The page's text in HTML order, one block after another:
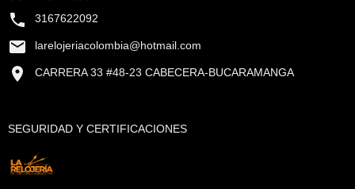
3167622092
larelojeriacolombia@hotmail.com
CARRERA 33 #48-23 CABECERA-BUCARAMANGA
SEGURIDAD Y CERTIFICACIONES